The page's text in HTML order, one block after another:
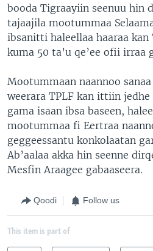
booda Tigraayiin seenuu hin
tajaajila mootummaa
ibsanitti haleellaa haaraa kan
kuma 50 ta’u qe’ee ofii irraa
Mootummaan naannoo sanaa
weerara TPLF kan ittiin
gama isaan ibsa baseen,
mootummaa fi Eertraa
geggeessantu konkolaatan
Ab’aalaa akka hin seenne
Mesfin Araagee gabaaseera.
Qoodi Follow us
This item is part of